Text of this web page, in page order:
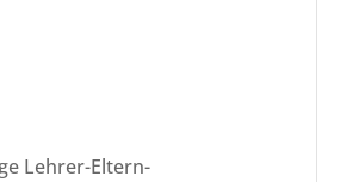
Lehrer-Eltern-